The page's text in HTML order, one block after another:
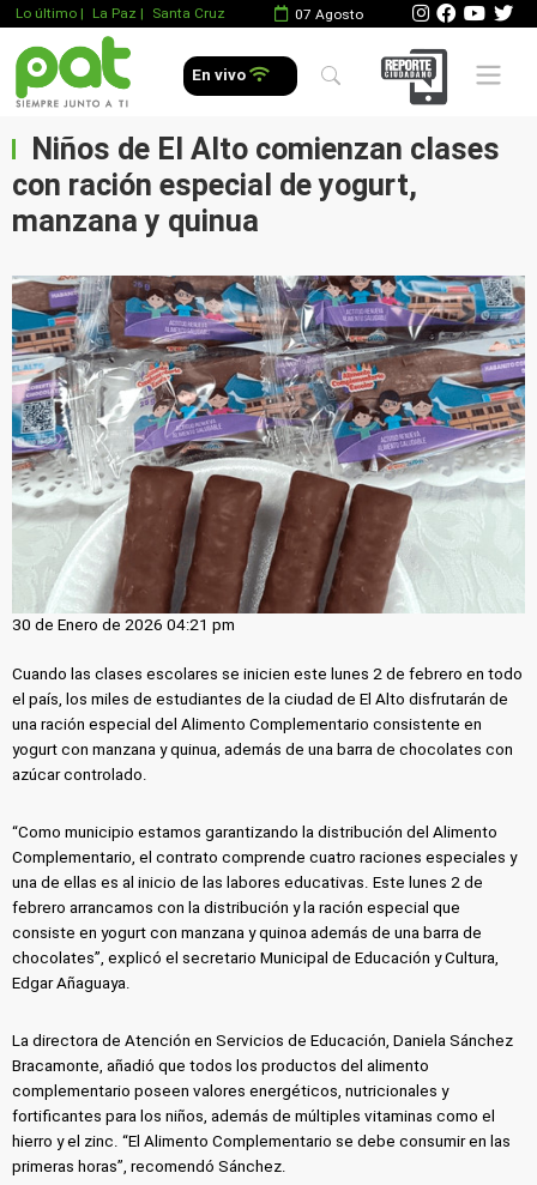
Lo último | La Paz | Santa Cruz 07 Agosto
En vivo Mobile
Niños de El Alto comienzan clases
con ración especial de yogurt,
manzana y quinua
30 de Enero de 2026 04:21 pm
Cuando las clases escolares se inicien este lunes 2 de febrero en todo
el país, los miles de estudiantes de la ciudad de El Alto disfrutarán de
una ración especial del Alimento Complementario consistente en
yogurt con manzana y quinua, además de una barra de chocolates con
azúcar controlado.
“Como municipio estamos garantizando la distribución del Alimento
Complementario, el contrato comprende cuatro raciones especiales y
una de ellas es al inicio de las labores educativas. Este lunes 2 de
febrero arrancamos con la distribución y la ración especial que
consiste en yogurt con manzana y quinoa además de una barra de
chocolates”, explicó el secretario Municipal de Educación y Cultura,
Edgar Añaguaya.
La directora de Atención en Servicios de Educación, Daniela Sánchez
Bracamonte, añadió que todos los productos del alimento
complementario poseen valores energéticos, nutricionales y
fortificantes para los niños, además de múltiples vitaminas como el
hierro y el zinc. “El Alimento Complementario se debe consumir en las
primeras horas”, recomendó Sánchez.